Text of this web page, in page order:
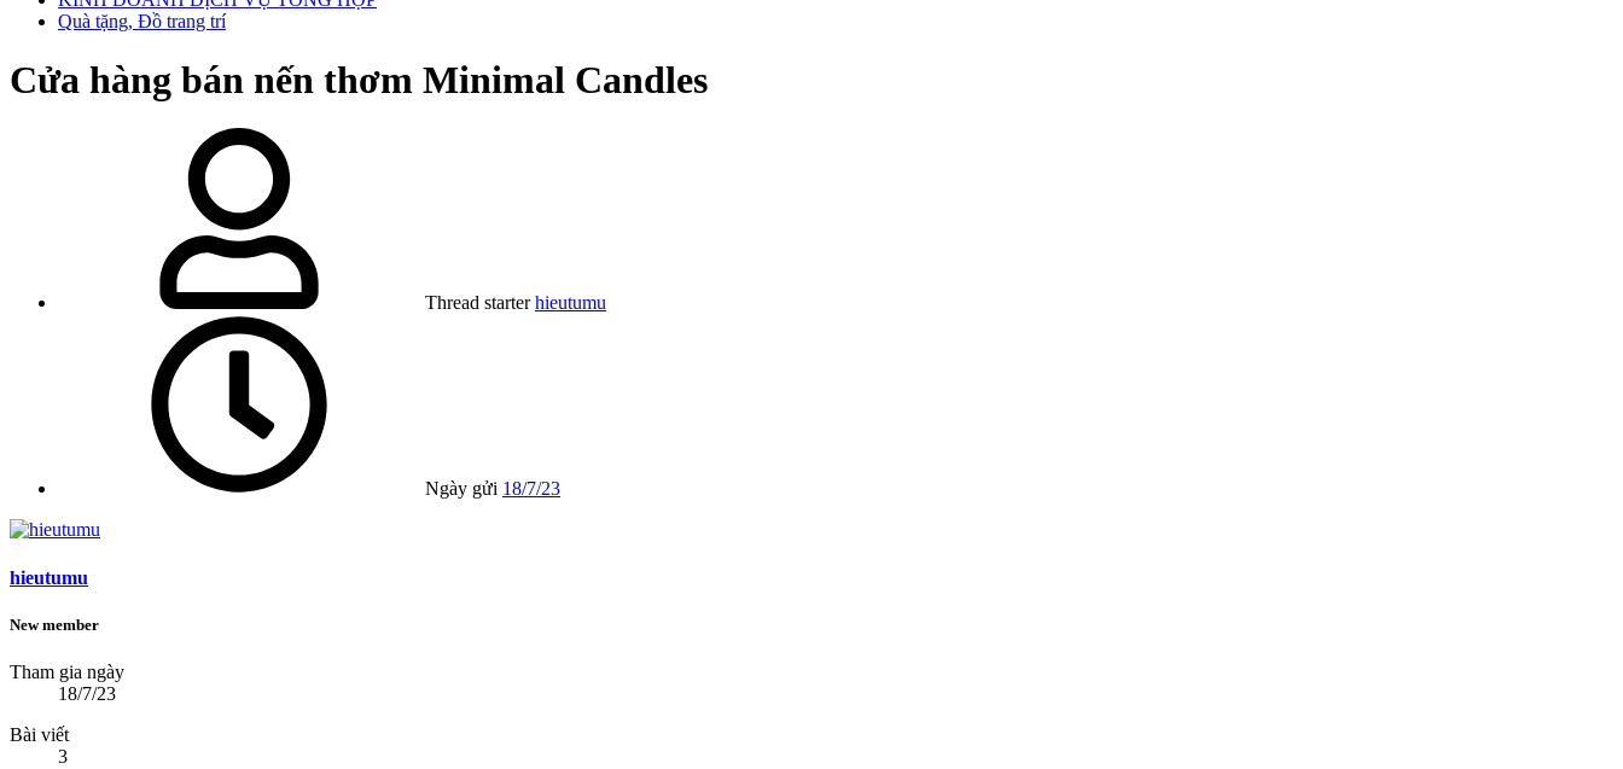
Quà tặng, Đồ trang trí
Cửa hàng bán nến thơm Minimal Candles
Thread starter hieutumu
Ngày gửi 18/7/23
hieutumu
New member
Tham gia ngày
18/7/23
Bài viết
3